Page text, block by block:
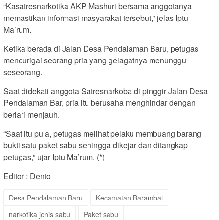
“Kasatresnarkotika AKP Mashuri bersama anggotanya
memastikan informasi masyarakat tersebut,” jelas Iptu
Ma’rum.
Ketika berada di Jalan Desa Pendalaman Baru, petugas
mencurigai seorang pria yang gelagatnya menunggu
seseorang.
Saat didekati anggota Satresnarkoba di pinggir Jalan Desa
Pendalaman Bar, pria itu berusaha menghindar dengan
berlari menjauh.
“Saat itu pula, petugas melihat pelaku membuang barang
bukti satu paket sabu sehingga dikejar dan ditangkap
petugas,” ujar Iptu Ma’rum. (*)
Editor : Dento
Desa Pendalaman Baru
Kecamatan Barambai
narkotika jenis sabu
Paket sabu